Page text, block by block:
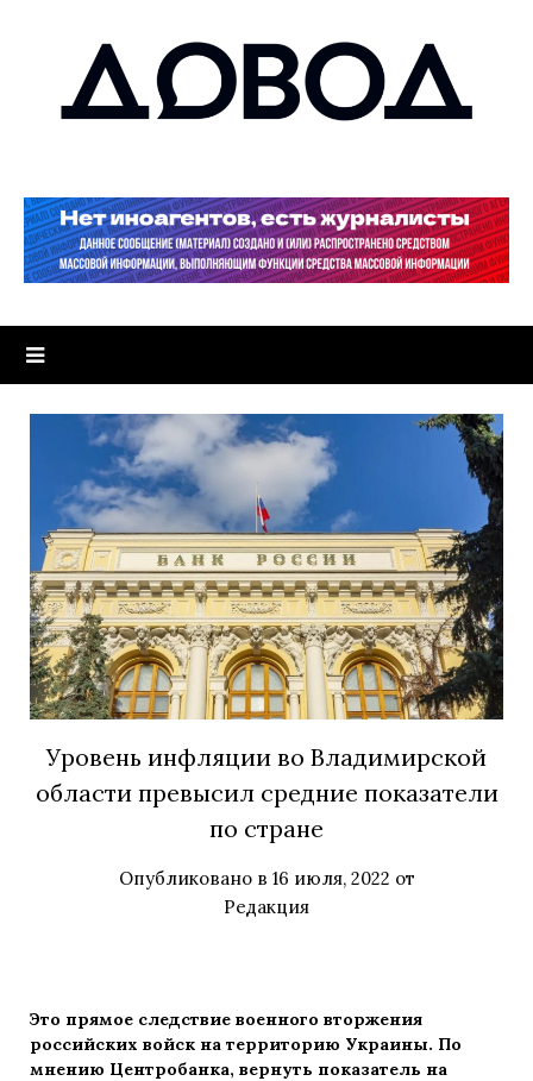
Уровень инфляции во Владимирской
области превысил средние показатели
по стране
Опубликовано в 16 июля, 2022 от
Редакция
Это прямое следствие военного вторжения
российских войск на территорию Украины. По
мнению Центробанка, вернуть показатель на